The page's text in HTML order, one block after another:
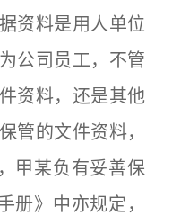
资料是用人单位
公司员工，不管
资料，还是其他
管的文件资料，
甲某负有妥善保
册》中亦规定，